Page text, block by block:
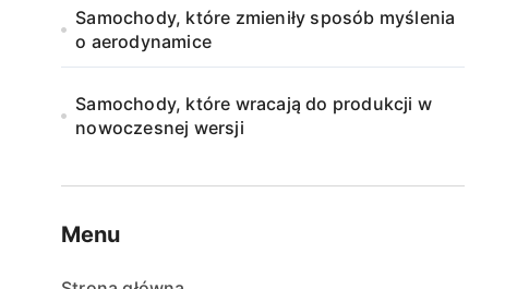
Samochody, które zmieniły sposób myślenia
o aerodynamice
Samochody, które wracają do produkcji w
nowoczesnej wersji
Menu